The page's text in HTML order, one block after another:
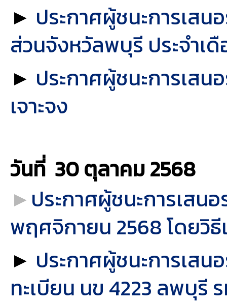
► ประกาศผู้ชนะการเสน
ส่วนจังหวัลพบุรี ประจำเ
► ประกาศผู้ชนะการเสน
เจาะจง
วันที่ 30 ตุลาคม2568
►ประกาศผู้ชนะการเสน
พฤศจิกายน 2568 โดยวิธี
► ประกาศผู้ชนะการเสน
ทะเบียน นข 4223 ลพบุรี